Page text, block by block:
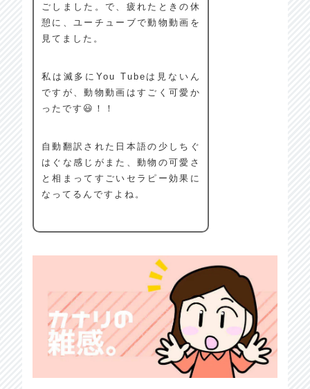
ごしました。で、疲れたときの休
憩に、ユーチューブで動物動画を
見てました。
私は滅多にYou Tubeは見ないん
ですが、動物動画はすごく可愛か
ったです😃！！
自動翻訳された日本語の少しちぐ
はぐな感じがまた、動物の可愛さ
と相まってすごいセラピー効果に
なってるんですよね。